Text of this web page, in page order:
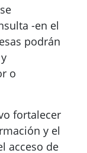
-en el
podrán
o
fortalecer
y el
acceso de